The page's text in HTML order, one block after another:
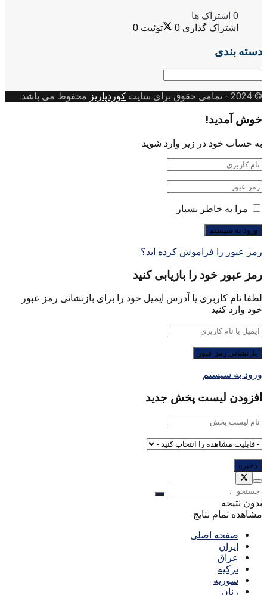
0 اشتراک ها
اشتراک گذاری 0 توئیت 0
دسته بندی
© 2024
- تمامی حقوق برای سایت کوردپاریز محفوظ می باشد.
خوش آمدید!
به حساب خود در زیر وارد شوید
مرا به خاطر بسپار
رمز عبور را فراموش کرده اید؟
رمز عبور خود را بازیابی کنید
لطفا نام کاربری یا آدرس ایمیل خود را برای بازنشانی رمز عبور
خود وارد کنید.
ورود به سیستم
افزودن لیست پخش جدید
بدون نتیجه
مشاهده تمام نتایج
صفحه اصلی
ایران
عراق
ترکیه
سوریه
زنان